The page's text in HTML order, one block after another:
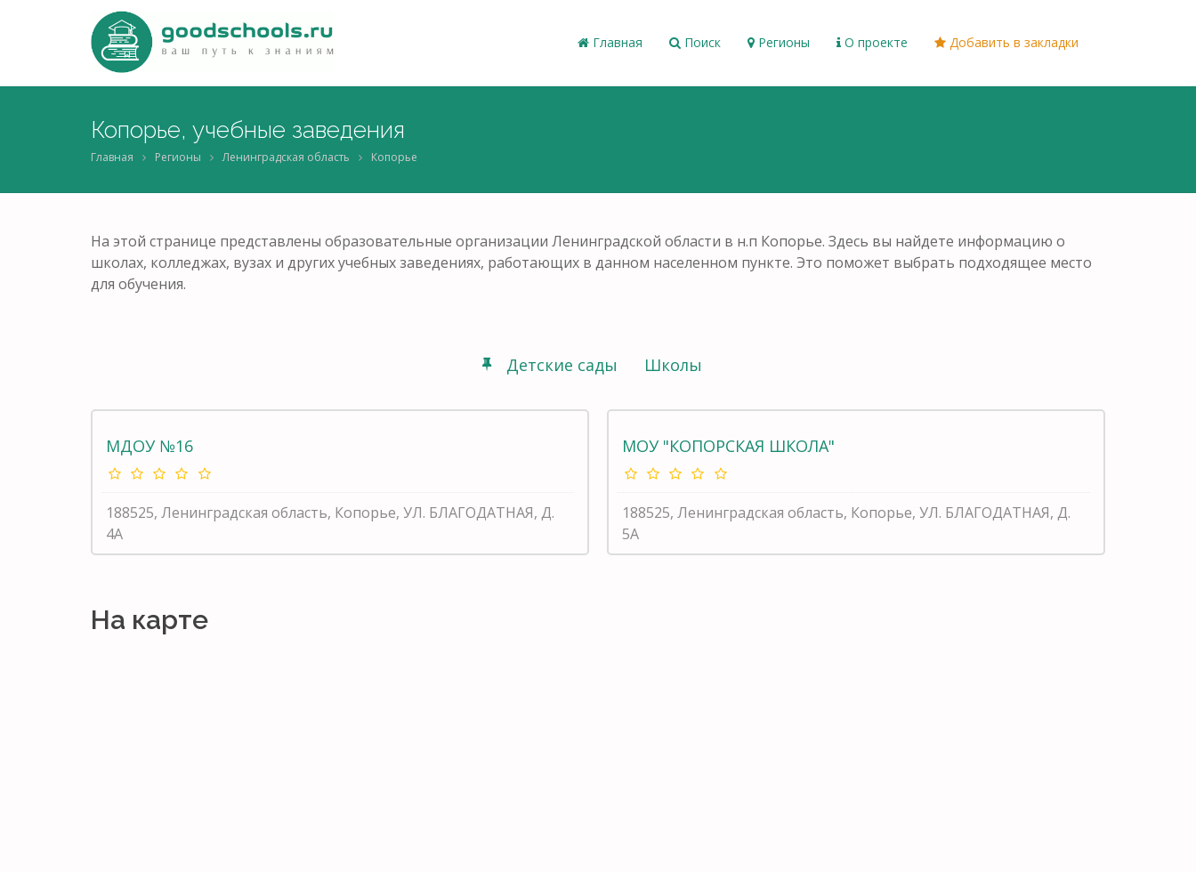
Главная Поиск Регионы О проекте Добавить в закладки
Копорье, учебные заведения
Главная Регионы Ленинградская область Копорье
На этой странице представлены образовательные организации Ленинградской области в н.п Копорье. Здесь вы найдете информацию о
школах, колледжах, вузах и других учебных заведениях, работающих в данном населенном пункте. Это поможет выбрать подходящее место
для обучения.
Детские сады Школы
МДОУ №16
188525, Ленинградская область, Копорье, УЛ. БЛАГОДАТНАЯ, Д.
4А
МОУ "КОПОРСКАЯ ШКОЛА"
188525, Ленинградская область, Копорье, УЛ. БЛАГОДАТНАЯ, Д.
5А
На карте